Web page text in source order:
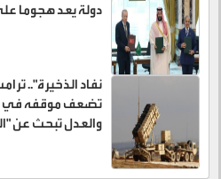
دولة يعد هجوما
نفاد الذخيرة"..
تضعف موقفه في
والعدل تبحث عن